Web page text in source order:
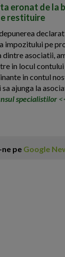
eronat de la
restituire
impozitului pe
dintre asociatii,
in locul
in contul
ajunga la
specialistilor
pe Google